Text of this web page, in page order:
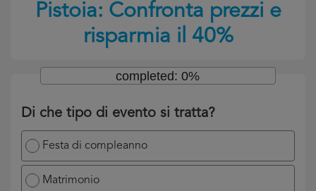
Pistoia: Confronta prezzi e
risparmia il 40%
Di che tipo di evento si tratta?
Festa di compleanno
Matrimonio
completed: 0%